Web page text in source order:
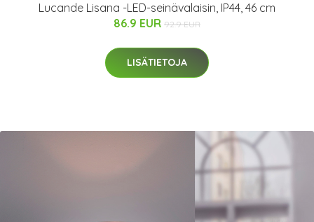
Lucande Lisana -LED-seinävalaisin, IP44, 46 cm
86.9 EUR 92.9 EUR
LISÄTIETOJA